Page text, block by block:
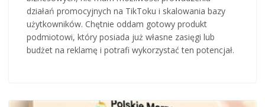
działań promocyjnych na TikToku i skalowania bazy
użytkowników. Chętnie oddam gotowy produkt
podmiotowi, który posiada już własne zasięgi lub
budżet na reklamę i potrafi wykorzystać ten potencjał.